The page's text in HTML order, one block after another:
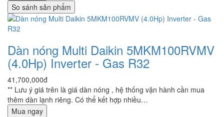
So sánh sản phẩm
Dàn nóng Multi Daikin 5MKM100RVMV
(4.0Hp) Inverter - Gas R32
41,700,000đ
** Lưu ý giá trên là giá dàn nóng , hệ thống vận hành cần mua
thêm dàn lạnh riêng. Có thể kết hợp nhiều…
Mua ngay